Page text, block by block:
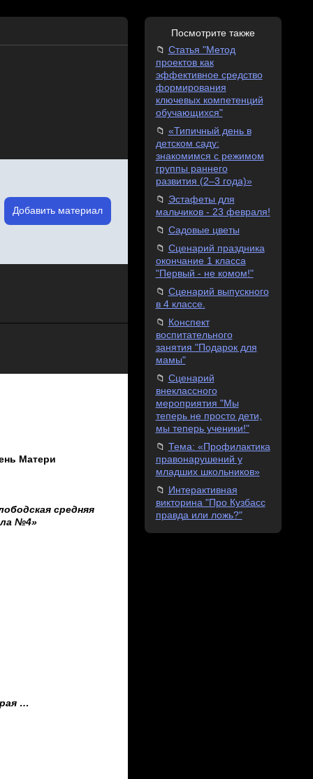
Добавить материал
Матери
средняя
№4»
…
Посмотрите также
Статья "Метод
проектов как
эффективное средство
формирования
ключевых компетенций
обучающихся"
«Типичный день в
детском саду:
знакомимся с режимом
группы раннего
развития (2–3 года)»
Эстафеты для
мальчиков - 23 февраля!
Садовые цветы
Сценарий праздника
окончание 1 класса
"Первый - не комом!"
Сценарий выпускного
в 4 классе.
Конспект
воспитательного
занятия "Подарок для
мамы"
Сценарий
внеклассного
мероприятия "Мы
теперь не просто дети,
мы теперь ученики!"
Тема: «Профилактика
правонарушений у
младших школьников»
Интерактивная
викторина "Про Кузбасс
правда или ложь?"